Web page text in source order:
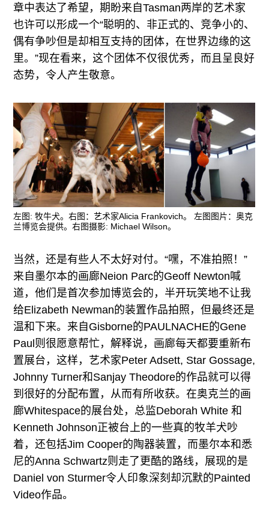
章中表达了希望，期盼来自Tasman两岸的艺术家
也许可以形成一个“聪明的、非正式的、竞争小的、
偶有争吵但是却相互支持的团体，在世界边缘的这
里。”现在看来，这个团体不仅很优秀，而且呈良好
态势，令人产生敬意。
左图: 牧牛犬。右图：艺术家Alicia Frankovich。 左图图片：奥克
兰博览会提供。右图摄影: Michael Wilson。
当然，还是有些人不太好对付。“嘿，不准拍照！”
来自墨尔本的画廊Neion Parc的Geoff Newton喊
道，他们是首次参加博览会的，半开玩笑地不让我
给Elizabeth Newman的装置作品拍照，但最终还是
温和下来。来自Gisborne的PAULNACHE的Gene
Paul则很愿意帮忙，解释说，画廊每天都要重新布
置展台，这样，艺术家Peter Adsett, Star Gossage,
Johnny Turner和Sanjay Theodore的作品就可以得
到很好的分配布置，从而有所收获。在奥克兰的画
廊Whitespace的展台处，总监Deborah White 和
Kenneth Johnson正被台上的一些真的牧羊犬吵
着，还包括Jim Cooper的陶器装置，而墨尔本和悉
尼的Anna Schwartz则走了更酷的路线，展现的是
Daniel von Sturmer令人印象深刻却沉默的Painted
Video作品。